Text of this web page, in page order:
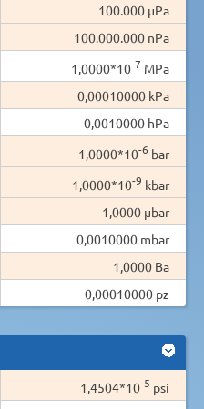
100.000 µPa
100.000.000 nPa
1,0000*10-7 MPa
0,00010000 kPa
0,0010000 hPa
1,0000*10-6 bar
1,0000*10-9 kbar
1,0000 µbar
0,0010000 mbar
1,0000 Ba
0,00010000 pz
1,4504*10-5 psi